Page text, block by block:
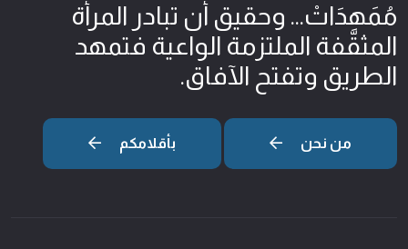
مُمَهِدَاتْ... وحقيق أن تبادر المرأة
المثقّفة الملتزمة الواعية فتمهد
الطريق وتفتح الآفاق.
من نحن بأقلامكم